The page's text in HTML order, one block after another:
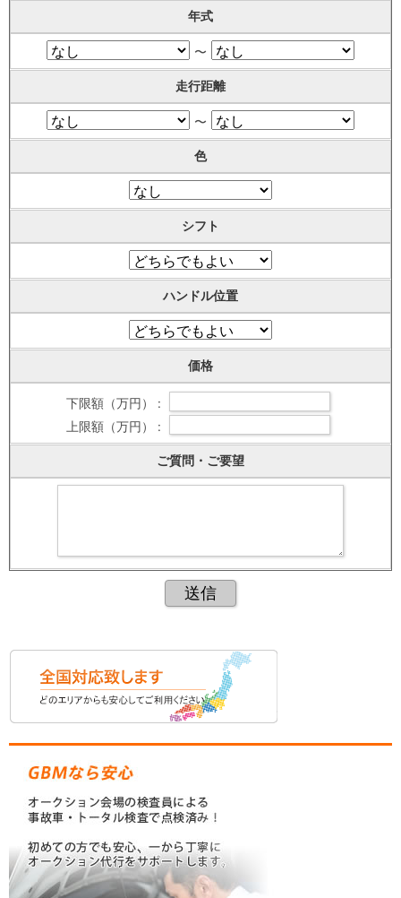
年式
〜
走行距離
〜
色
シフト
ハンドル位置
価格
下限額（万円） :
上限額（万円） :
ご質問・ご要望